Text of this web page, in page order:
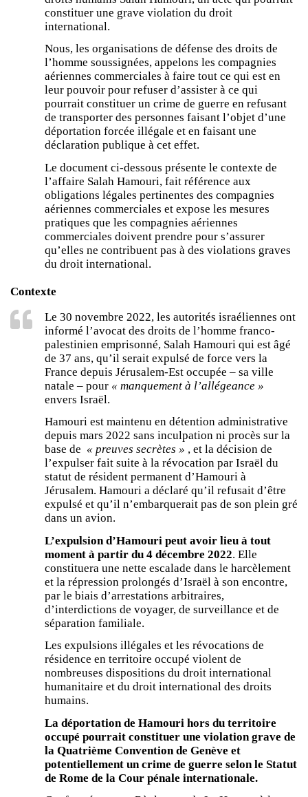
constituer une grave violation du droit
international.
Nous, les organisations de défense des droits de
l’homme soussignées, appelons les compagnies
aériennes commerciales à faire tout ce qui est en
leur pouvoir pour refuser d’assister à ce qui
pourrait constituer un crime de guerre en refusant
de transporter des personnes faisant l’objet d’une
déportation forcée illégale et en faisant une
déclaration publique à cet effet.
Le document ci-dessous présente le contexte de
l’affaire Salah Hamouri, fait référence aux
obligations légales pertinentes des compagnies
aériennes commerciales et expose les mesures
pratiques que les compagnies aériennes
commerciales doivent prendre pour s’assurer
qu’elles ne contribuent pas à des violations graves
du droit international.
Contexte
Le 30 novembre 2022, les autorités israéliennes ont
informé l’avocat des droits de l’homme franco-
palestinien emprisonné, Salah Hamouri qui est âgé
de 37 ans, qu’il serait expulsé de force vers la
France depuis Jérusalem-Est occupée – sa ville
natale – pour « manquement à l’allégeance »
envers Israël.
Hamouri est maintenu en détention administrative
depuis mars 2022 sans inculpation ni procès sur la
base de « preuves secrètes » , et la décision de
l’expulser fait suite à la révocation par Israël du
statut de résident permanent d’Hamouri à
Jérusalem. Hamouri a déclaré qu’il refusait d’être
expulsé et qu’il n’embarquerait pas de son plein gré
dans un avion.
L’expulsion d’Hamouri peut avoir lieu à tout
moment à partir du 4 décembre 2022. Elle
constituera une nette escalade dans le harcèlement
et la répression prolongés d’Israël à son encontre,
par le biais d’arrestations arbitraires,
d’interdictions de voyager, de surveillance et de
séparation familiale.
Les expulsions illégales et les révocations de
résidence en territoire occupé violent de
nombreuses dispositions du droit international
humanitaire et du droit international des droits
humains.
La déportation de Hamouri hors du territoire
occupé pourrait constituer une violation grave de
la Quatrième Convention de Genève et
potentiellement un crime de guerre selon le Statut
de Rome de la Cour pénale internationale.